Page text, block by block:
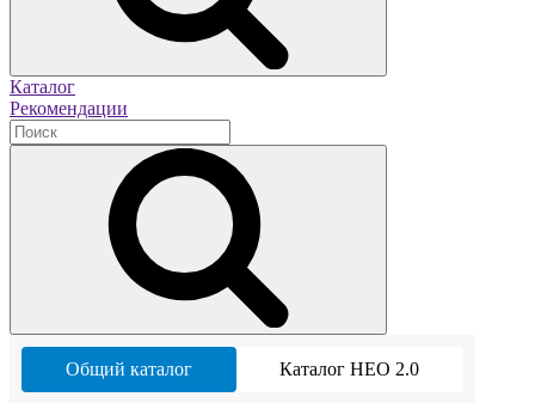
Каталог
Рекомендации
Общий каталог Каталог НЕО 2.0